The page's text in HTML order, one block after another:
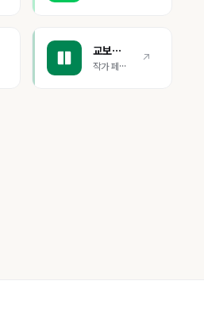
교보문고
작가 페이지
↗